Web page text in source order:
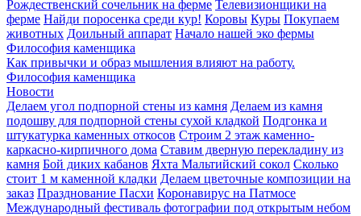
Рождественский сочельник на ферме Телевизионщики на
ферме Найди поросенка среди кур! Коровы Куры Покупаем
животных Доильный аппарат Начало нашей эко фермы
Философия каменщика
Как привычки и образ мышления влияют на работу.
Философия каменщика
Новости
Делаем угол подпорной стены из камня Делаем из камня
подошву для подпорной стены сухой кладкой Подгонка и
штукатурка каменных откосов Строим 2 этаж каменно-
каркасно-кирпичного дома Ставим дверную перекладину из
камня Бой диких кабанов Яхта Мальтийский сокол Сколько
стоит 1 м каменной кладки Делаем цветочные композиции на
заказ Празднование Пасхи Коронавирус на Патмосе
Международный фестиваль фотографии под открытым небом